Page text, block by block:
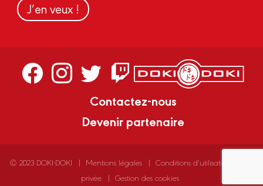
J’en veux !
Contactez-nous
Devenir partenaire
© 2023 DOKI-DOKI Mentions légales Conditions d’utilisation
privée
Gestion des cookies